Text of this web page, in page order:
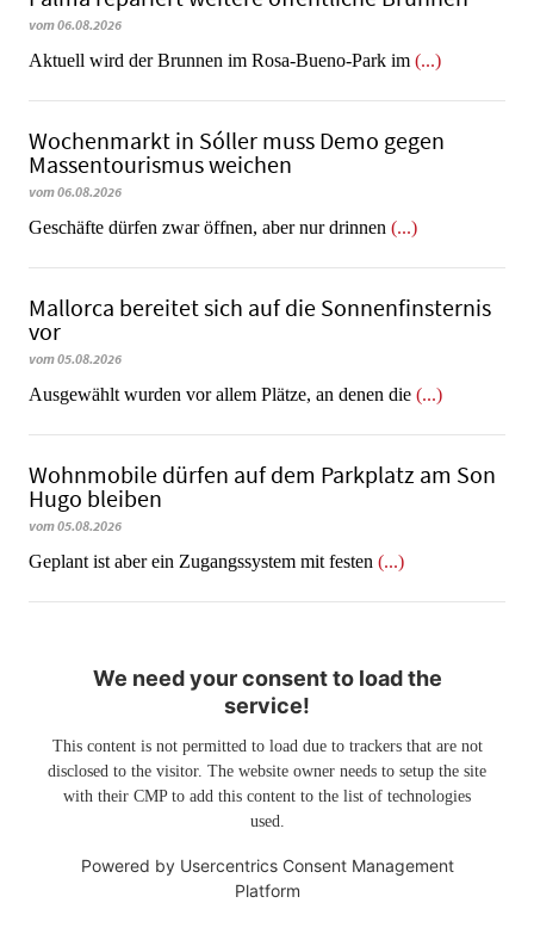
vom 06.08.2026
Aktuell wird der Brunnen im Rosa-Bueno-Park im (...)
Wochenmarkt in Sóller muss Demo gegen
Massentourismus weichen
vom 06.08.2026
Geschäfte dürfen zwar öffnen, aber nur drinnen (...)
Mallorca bereitet sich auf die Sonnenfinsternis
vor
vom 05.08.2026
Ausgewählt wurden vor allem Plätze, an denen die (...)
Wohnmobile dürfen auf dem Parkplatz am Son
Hugo bleiben
vom 05.08.2026
Geplant ist aber ein Zugangssystem mit festen (...)
We need your consent to load the
service!
This content is not permitted to load due to trackers that are not
disclosed to the visitor. The website owner needs to setup the site
with their CMP to add this content to the list of technologies
used.
Powered by Usercentrics Consent Management
Platform